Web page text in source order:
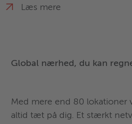
Læs mere
Global nærhed, du kan
Med mere end 80 lokationer
altid tæt på dig. Et stærkt